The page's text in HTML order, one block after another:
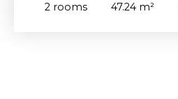
2 rooms 47.24 m²